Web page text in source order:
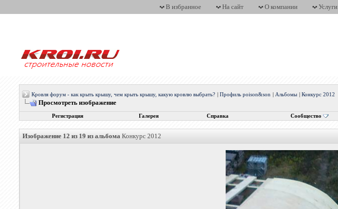
В избранное На сайт О компании Услуги
Кровля форум - как крыть крышу, чем крыть крышу, какую кровлю выбрать? |Профиль poison&son Альбомы |Конкурс 2012
Просмотреть изображение
Регистрация Галерея Справка Сообщество
Изображение 12 из 19 из альбомаКонкурс 2012